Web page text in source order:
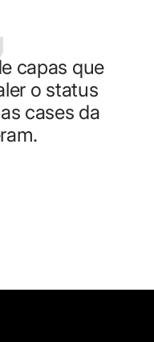
capas que
o status
cases da